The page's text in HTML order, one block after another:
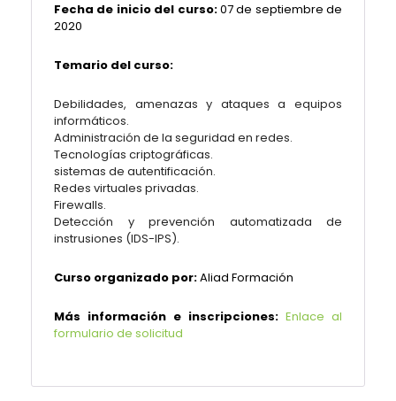
Fecha de inicio del curso:07 de septiembre de
2020
Temario del curso:
Debilidades, amenazas y ataques a equipos
informáticos.
Administración de la seguridad en redes.
Tecnologías criptográficas.
sistemas de autentificación.
Redes virtuales privadas.
Firewalls.
Detección y prevención automatizada de
instrusiones (IDS-IPS).
Curso organizado por:Aliad Formación
Más información e inscripciones: Enlace al
formulario de solicitud